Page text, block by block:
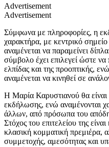
Advertisement
Advertisement
Σύμφωνα με πληροφορίες, η
χαρακτήρα, με κεντρικό
αναμένεται να παραμείνει
σύμβολο έχει επιλεγεί ώστε να
ελπίδας και της προοπτικής,
αναμένεται να κινηθεί σε
Η Μαρία Καρυστιανού θα είναι
εκδήλωσης, ενώ αναμένονται
άλλων, από πρόσωπα του
Στόχος του επιτελείου της
κλασική κομματική πρεμιέρα,
συμμετοχής, αμεσότητας και